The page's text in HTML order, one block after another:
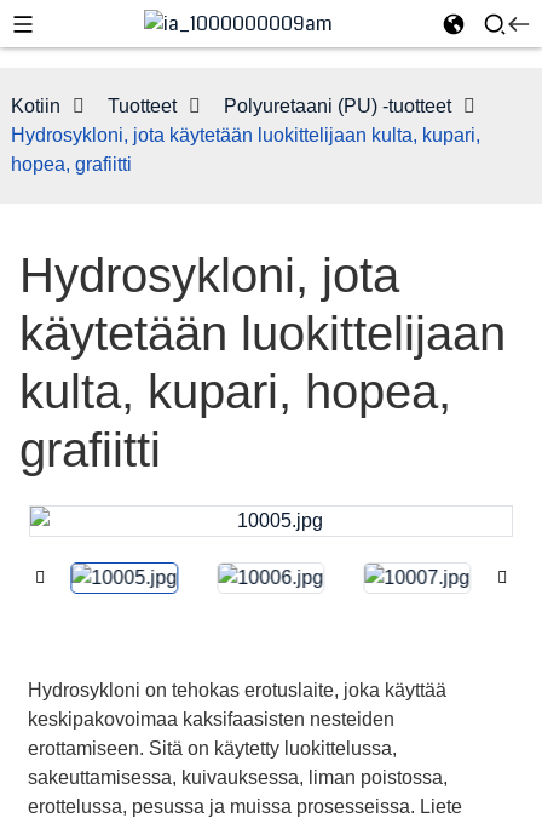
Kotiin Tuotteet
Polyuretaani (PU) -tuotteet
Hydrosykloni, jota käytetään luokittelijaan kulta, kupari,
hopea, grafiitti
Hydrosykloni, jota
käytetään luokittelijaan
kulta, kupari, hopea,
grafiitti
Hydrosykloni on tehokas erotuslaite, joka käyttää
keskipakovoimaa kaksifaasisten nesteiden
erottamiseen. Sitä on käytetty luokittelussa,
sakeuttamisessa, kuivauksessa, liman poistossa,
erottelussa, pesussa ja muissa prosesseissa. Liete